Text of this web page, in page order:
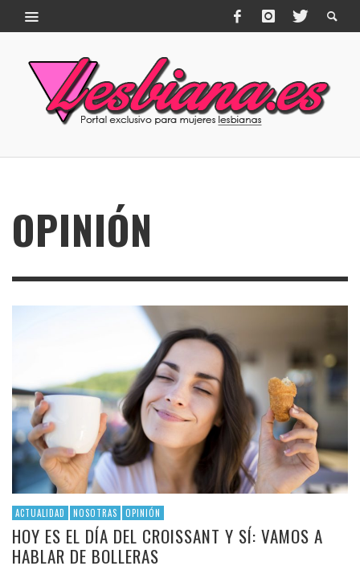
OPINIÓN
ACTUALIDAD NOSOTRAS OPINIÓN
HOY ES EL DÍA DEL CROISSANT Y SÍ: VAMOS A
HABLAR DE BOLLERAS